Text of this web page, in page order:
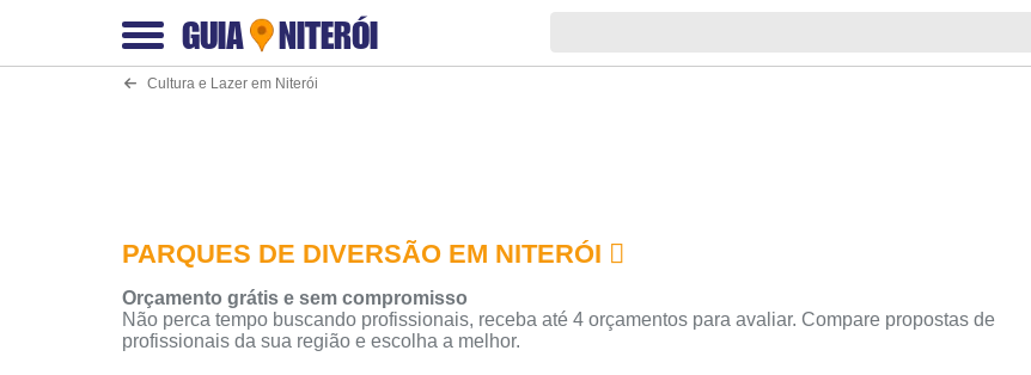
GUIA NITERÓI
Cultura e Lazer em Niterói
PARQUES DE DIVERSÃO EM NITERÓI
Orçamento grátis e sem compromisso
Não perca tempo buscando profissionais, receba até 4 orçamentos para avaliar. Compare propostas de
profissionais da sua região e escolha a melhor.